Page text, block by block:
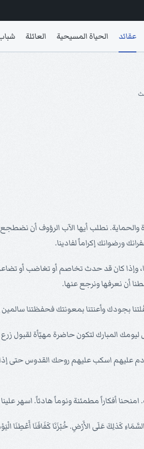
عقائد الحياة المسيحية العائلة
والحماية. نطلب أيها الآب الرؤوف أن
ورضوانك إكراماً لفادينا.
كان قد حدث تخاصم أو تغاضب أو تضاعن
أن نعرفها ونرجع عنها.
بجودك وأعنتنا بمعونتك فحفظتنا
ليومك المبارك لتكون حاضرة مهيّأة لقبول
عليهم اسكب عليهم روحك القدوس حتى
أفكاراً مطمئنة ونوماً هادئاً. اسهر
كَذلِكَ عَلَى الأَرْضِ. خُبْزَنَا كَفَافَنَا أَعْطِنَا